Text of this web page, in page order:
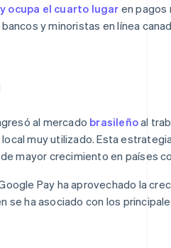
ocupa el cuarto lugar en
y minoristas en línea
al mercado brasileñoal
local muy utilizado. Esta
mayor crecimiento en países
Pay ha aprovechado la
se ha asociado con los